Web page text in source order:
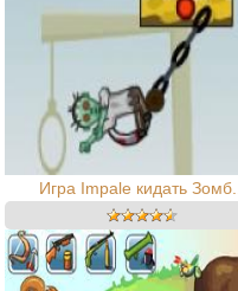
Игра Impale кидать Зомб...